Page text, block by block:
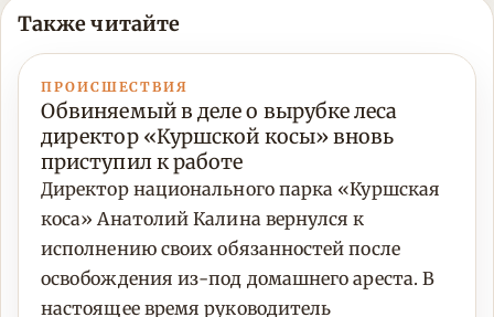
Также читайте
ПРОИСШЕСТВИЯ
Обвиняемый в деле о вырубке леса
директор «Куршской косы» вновь
приступил к работе
Директор национального парка «Куршская
коса» Анатолий Калина вернулся к
исполнению своих обязанностей после
освобождения из-под домашнего ареста. В
настоящее время руководитель